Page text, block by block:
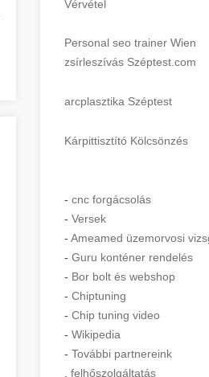
Vérvétel
Personal seo trainer Wien
zsírleszívás Széptest.com
arcplasztika Széptest
Kárpittisztító Kölcsönzés
- cnc forgácsolás
- Versek
- Ameamed üzemorvosi
- Guru konténer rendelés
- Bor bolt és webshop
- Chiptuning
- Chip tuning video
- Wikipedia
- További partnereink
felhőszolgáltatás